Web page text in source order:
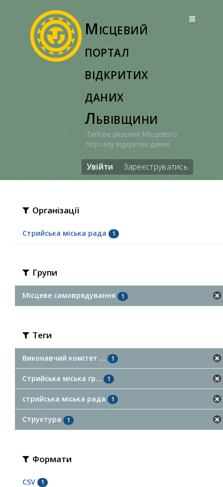
Місцевий
портал
відкритих
даних
Львівщини
Типове рішення Місцевого
порталу відкритих даних
Увійти Зареєструватись
Організації
Стрийська міська рада 1
Групи
Місцеве самоврядування 1
Теги
Виконавчий комітет ... 1
Стрийська міська гр... 1
стрийська міська рада 1
Структура 1
Формати
CSV 1